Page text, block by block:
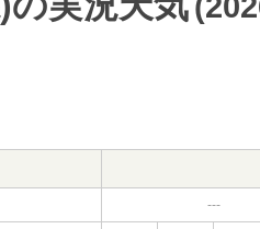
---